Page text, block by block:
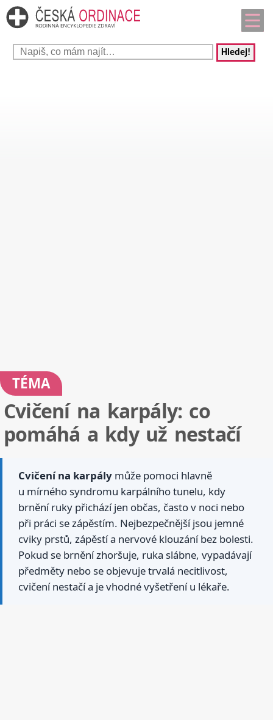
Hledej!
TÉMA
Cvičení na karpály: co
pomáhá a kdy už nestačí
Cvičení na karpály může pomoci hlavně
u mírného syndromu karpálního tunelu, kdy
brnění ruky přichází jen občas, často v noci nebo
při práci se zápěstím. Nejbezpečnější jsou jemné
cviky prstů, zápěstí a nervové klouzání bez bolesti.
Pokud se brnění zhoršuje, ruka slábne, vypadávají
předměty nebo se objevuje trvalá necitlivost,
cvičení nestačí a je vhodné vyšetření u lékaře.